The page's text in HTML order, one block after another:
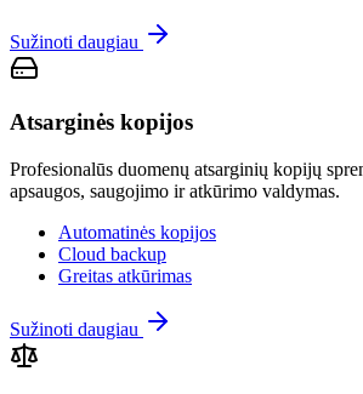
Sužinoti daugiau
Atsarginės kopijos
Profesionalūs duomenų atsarginių kopijų
apsaugos, saugojimo ir atkūrimo valdymas.
Automatinės kopijos
Cloud backup
Greitas atkūrimas
Sužinoti daugiau